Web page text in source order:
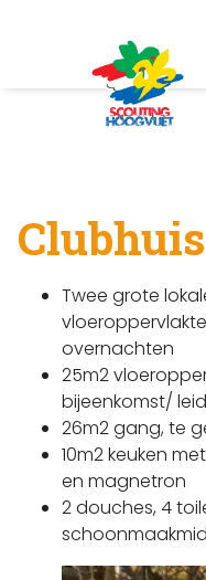
Clubhuis
Twee grote
overnachten
25m2
bijeenkomst/
26m2 gang, te
10m2 keuken
en magnetron
2 douches, 4